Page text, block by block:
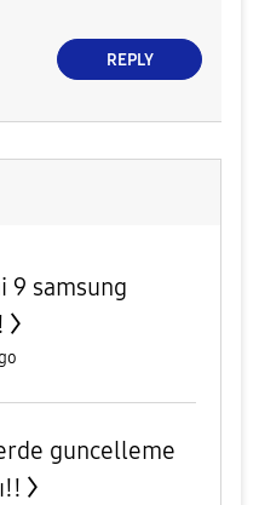
REPLY
9 samsung
guncelleme